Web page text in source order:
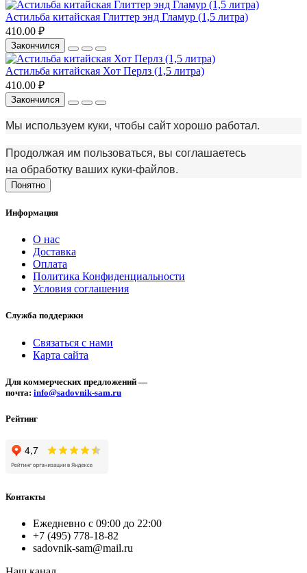
Астильба китайская Глиттер энд Гламур (1,5 литра)
410.00 ₽
Закончился
Астильба китайская Хот Перлз (1,5 литра)
410.00 ₽
Закончился
Мы используем куки, чтобы сайт хорошо работал.
Продолжая им пользоваться, вы соглашаетесь
на обработку ваших куки‑файлов.
Понятно
Информация
О нас
Доставка
Оплата
Политика Конфиденциальности
Условия соглашения
Служба поддержки
Связаться с нами
Карта сайта
Для коммерческих предложений —
почта: info@sadovnik-sam.ru
Рейтинг
Контакты
Ежедневно с 09:00 до 22:00
+7 (495) 778-18-82
sadovnik-sam@mail.ru